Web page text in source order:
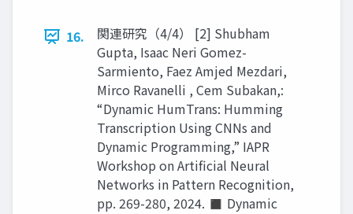
16.
関連研究（4/4） [2] Shubham
Gupta, Isaac Neri Gomez-
Sarmiento, Faez Amjed Mezdari,
Mirco Ravanelli , Cem Subakan,:
“Dynamic HumTrans: Humming
Transcription Using CNNs and
Dynamic Programming,” IAPR
Workshop on Artificial Neural
Networks in Pattern Recognition,
pp. 269-280, 2024. ◼ Dynamic